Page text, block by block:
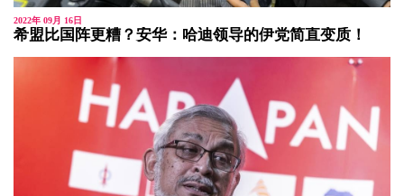
2022年 09月 16日
希盟比国阵更糟？安华：哈迪领导的伊党简直变质！